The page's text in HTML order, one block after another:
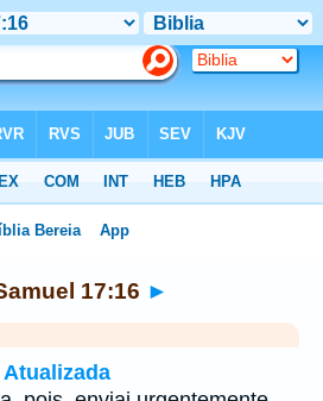
17:16 ►